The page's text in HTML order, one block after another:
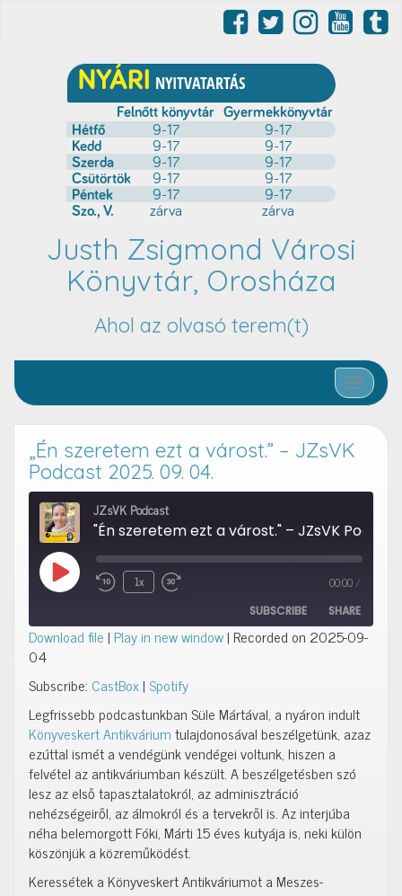
Justh Zsigmond Városi
Könyvtár, Orosháza
Ahol az olvasó terem(t)
Toggle
„Én szeretem ezt a várost.” – JZsVK
Podcast 2025. 09. 04.
JZsVK Podcast
Play EpisodeRewind 10 Seconds
1x Fast Forward 10 seconds 00:00 /
SUBSCRIBE SHARE
RSS FEED
SHARE
EMBED
Download file| Play in new window|Recorded on 2025-09-
04
Subscribe: CastBox|Spotify
Legfrissebb podcastunkban Süle Mártával, a nyáron indult
Könyveskert Antikváriumtulajdonosával beszélgetünk, azaz
ezúttal ismét a vendégünk vendégei voltunk, hiszen a
felvétel az antikváriumban készült. A beszélgetésben szó
lesz az első tapasztalatokról, az adminisztráció
nehézségeiről, az álmokról és a tervekről is. Az interjúba
néha belemorgott Fóki, Márti 15 éves kutyája is, neki külön
köszönjük a közreműködést.
Keressétek a Könyveskert Antikváriumot a Meszes-